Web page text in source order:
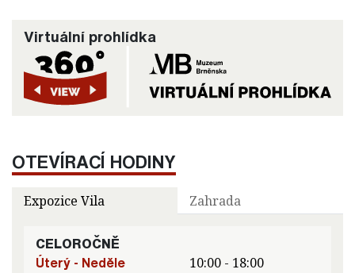
Virtuální prohlídka
OTEVÍRACÍ HODINY
Expozice Vila Zahrada
CELOROČNĚ
Úterý - Neděle
10:00 - 18:00